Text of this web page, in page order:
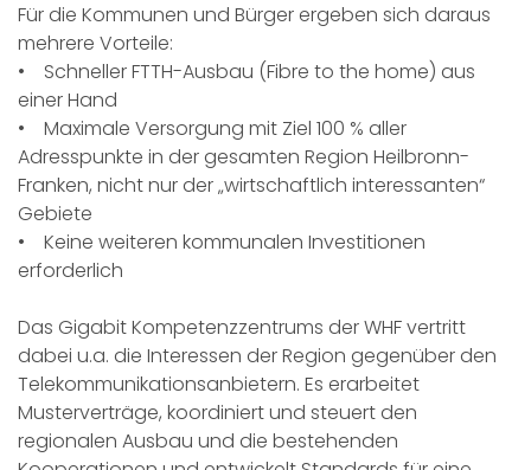
Für die Kommunen und Bürger ergeben sich daraus
mehrere Vorteile:
• Schneller FTTH-Ausbau (Fibre to the home) aus
einer Hand
• Maximale Versorgung mit Ziel 100 % aller
Adresspunkte in der gesamten Region Heilbronn-
Franken, nicht nur der „wirtschaftlich interessanten“
Gebiete
• Keine weiteren kommunalen Investitionen
erforderlich
Das Gigabit Kompetenzzentrums der WHF vertritt
dabei u.a. die Interessen der Region gegenüber den
Telekommunikationsanbietern. Es erarbeitet
Musterverträge, koordiniert und steuert den
regionalen Ausbau und die bestehenden